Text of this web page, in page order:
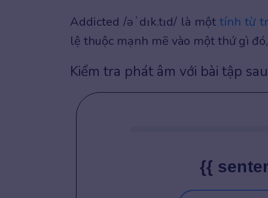
Addicted /əˈdɪk.tɪd/ là mộttính từ
lệ thuộc mạnh mẽ vào một thứ gì
Kiểm tra phát âm với bài tập
{{